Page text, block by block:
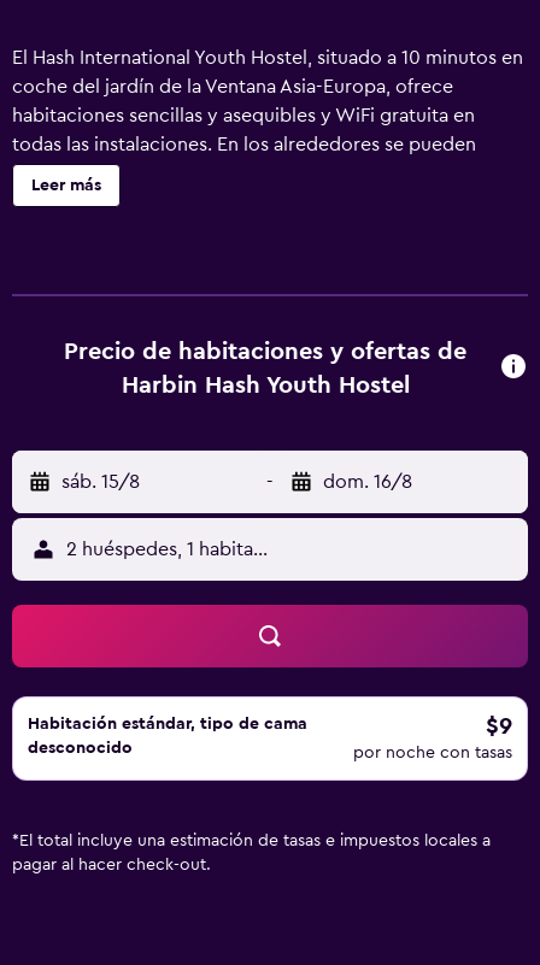
El Hash International Youth Hostel, situado a 10 minutos en
coche del jardín de la Ventana Asia-Europa, ofrece
habitaciones sencillas y asequibles y WiFi gratuita en
todas las instalaciones. En los alrededores se pueden
encontrar diversas opciones para comer y otros servicios
prácticos. El albergue se encuentra a 5 km de la estación
agua caliente y un sistema de purificación de aire las 24
horas. Las habitaciones privadas cuentan con baño
Hostel dispone de recepción las 24 horas, servicio de
venta de entradas, mostrador de información turística y
consigna de equipaje. El personal puede ayudar a los
huéspedes a organizar excursiones turísticas. El
establecimiento también facilita aparcamiento gratuito.
De vez en cuando se organizan conciertos, juegos y clubs
de lectura. También hay ordenadores y revistas de uso
compartido.
Leer más
Precio de habitaciones y ofertas de
Harbin Hash Youth Hostel
sáb. 15/8 - dom. 16/8
2 huéspedes, 1 habitación
Habitación estándar, tipo de cama
desconocido
$9
por noche con tasas
* El total incluye una estimación de tasas e impuestos locales a
pagar al hacer check-out.